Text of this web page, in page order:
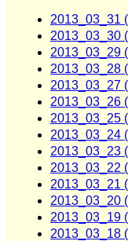
2013_03_31
2013_03_30
2013_03_29
2013_03_28
2013_03_27
2013_03_26
2013_03_25
2013_03_24
2013_03_23
2013_03_22
2013_03_21
2013_03_20
2013_03_19
2013_03_18